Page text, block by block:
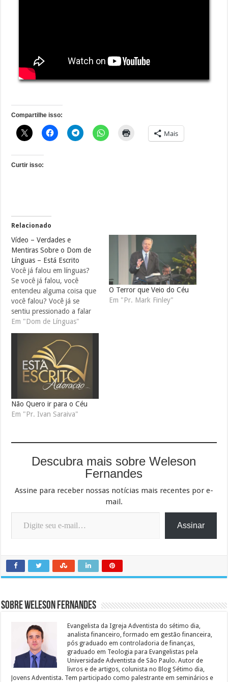
Compartilhe isso:
Mais
Curtir isso:
Relacionado
Vídeo – Verdades e
Mentiras Sobre o Dom de
Línguas – Está Escrito
Você já falou em línguas?
Se você já falou, você
entendeu alguma coisa que
você falou? Você já se
sentiu pressionado a falar
em línguas? No Está Escrito
Adoração de hoje, o Pr.
Ivan Saraiva vai abordar o
tema Verdades e Mitos do
Dom de Línguas. Confira!
Parte 1 …
Em "Dom de Línguas"
O Terror que Veio do Céu
Em "Pr. Mark Finley"
Não Quero ir para o Céu
Em "Pr. Ivan Saraiva"
Descubra mais sobre Weleson
Fernandes
Assine para receber nossas notícias mais recentes por e-
mail.
Digite seu e-mail…
Assinar
Sobre Weleson Fernandes
Evangelista da Igreja Adventista do sétimo dia,
analista financeiro, formado em gestão financeira,
pós graduado em controladoria de finanças,
graduado em Teologia para Evangelistas pela
Universidade Adventista de São Paulo. Autor de
livros e de artigos, colunista no Blog Sétimo dia,
Jovens Adventista. Tem participado como palestrante em seminários e